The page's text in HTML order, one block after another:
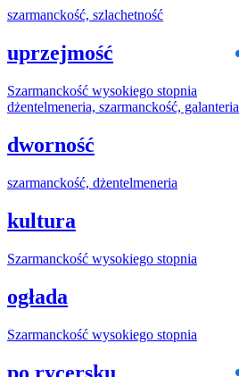
szarmanckość, szlachetność
uprzejmość
Szarmanckość wysokiego stopnia
dżentelmeneria, szarmanckość, galanteria
dworność
szarmanckość, dżentelmeneria
kultura
Szarmanckość wysokiego stopnia
ogłada
Szarmanckość wysokiego stopnia
po rycersku